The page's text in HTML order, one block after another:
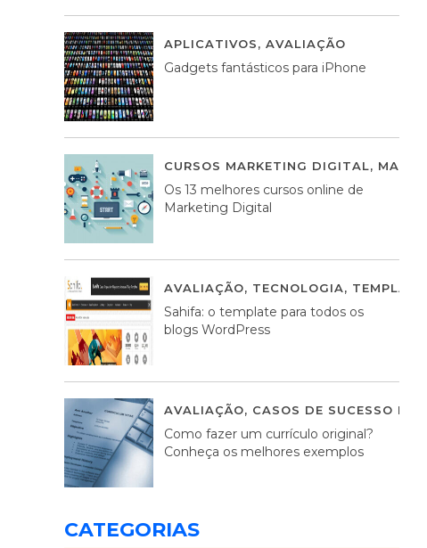
APLICATIVOS, AVALIAÇÃO
Gadgets fantásticos para iPhone
CURSOS MARKETING DIGITAL,
Os 13 melhores cursos online de
Marketing Digital
AVALIAÇÃO, TECNOLOGIA,
Sahifa: o template para todos os
blogs WordPress
AVALIAÇÃO, CASOS DE SUCESSO DE
Como fazer um currículo original?
Conheça os melhores exemplos
CATEGORIAS